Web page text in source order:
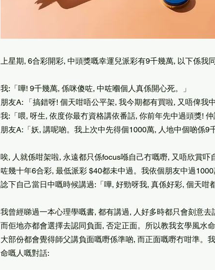
上星期, 6合彩開彩, 中頭獎嘅幸運兒派彩有9千幾萬, 以下係我
我:「嘩! 9千幾萬, 係咪傻咗, 中咗嗰個人真係開心死。」
朋友A: 「搞錯呀! 個天咁唔公平架, 我今期都有買啦, 又唔俾我中
我:「喂, 呀生, 依度你最冇資格講依番話, 你前年先中過頭獎! 仲
朋友A:「妖, 講呢啲。我上次中先得個1000萬, 人地中個啲係9
唉, 人就係咁架啦, 永遠都只係focus喺自己冇嘅嘢, 又唔欣賞
咗幾十年6合彩, 最低派彩 $40都未中過。我依個朋友中過
諗下自己當日中嘅時候講過:「嘩, 好勁呀我, 真係好彩, 個天咁
我曾經睇過一本心理學嘅書, 都有講過, 人好多時都只會刻意
而佢地亦都會選擇去認同負面, 否定正面。所以教我玄學風水
大部份都會覺得師父講負面嘅嘢係準啲, 而正面嘅嘢冇咁準。
命嘅人嘅對話: